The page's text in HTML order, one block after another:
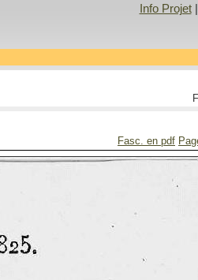
Info Projet|
Fasc. en pdf